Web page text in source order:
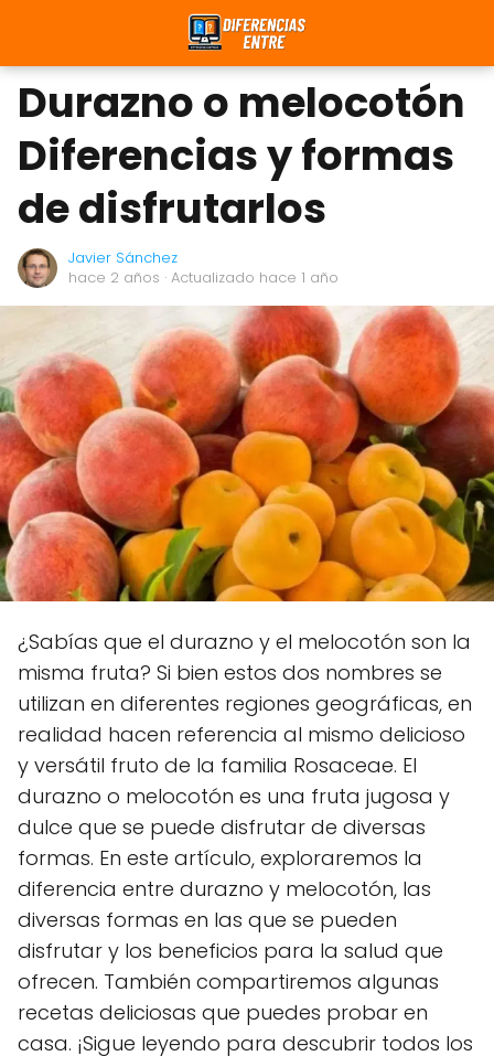
Durazno o melocotón
Diferencias y formas
de disfrutarlos
Javier Sánchez
hace 2 años · Actualizado hace 1 año
¿Sabías que el durazno y el melocotón son la
misma fruta? Si bien estos dos nombres se
utilizan en diferentes regiones geográficas, en
realidad hacen referencia al mismo delicioso
y versátil fruto de la familia Rosaceae. El
durazno o melocotón es una fruta jugosa y
dulce que se puede disfrutar de diversas
formas. En este artículo, exploraremos la
diferencia entre durazno y melocotón, las
diversas formas en las que se pueden
disfrutar y los beneficios para la salud que
ofrecen. También compartiremos algunas
recetas deliciosas que puedes probar en
casa. ¡Sigue leyendo para descubrir todos los